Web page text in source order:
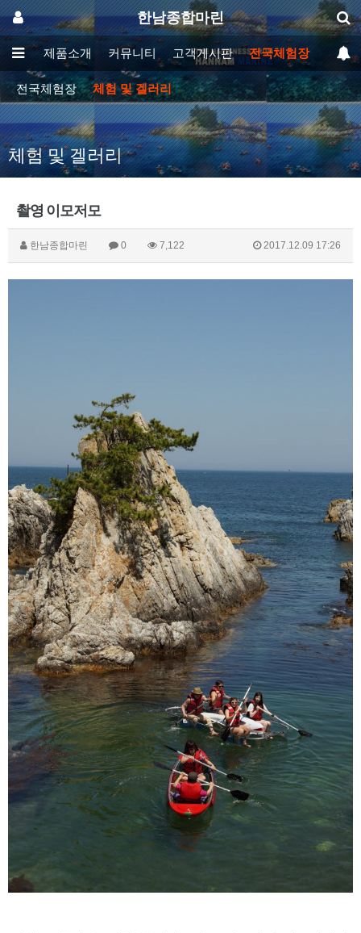
한남종합마린
개 제품소개 커뮤니티 고객게시판 전국체험장
전국체험장 체험 및 겔러리
체험 및 겔러리
촬영 이모저모
한남종합마린 0 7,122 2017.12.09 17:26